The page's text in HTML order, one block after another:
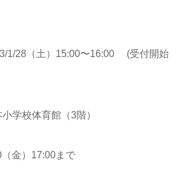
1/28（土）15:00〜16:00 (受付開始
学校体育館（3階）
（金）17:00まで